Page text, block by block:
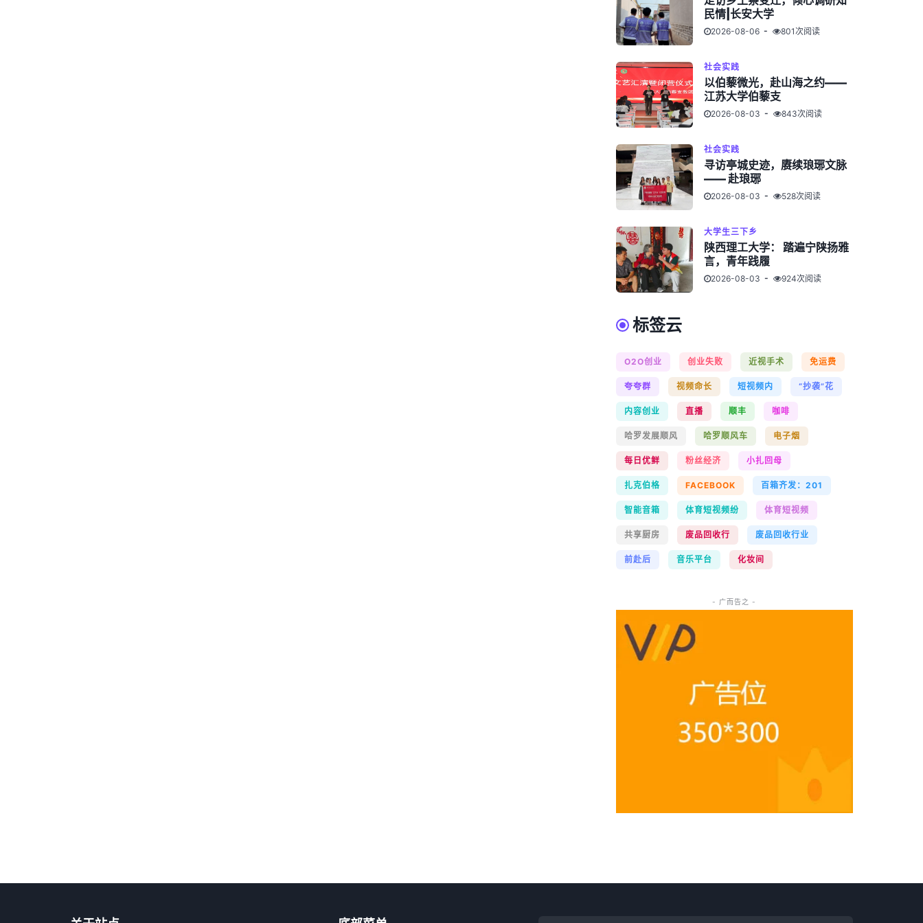
民情|长安大学
2026-08-06 801次阅读
社会实践
以伯藜微光，赴山海之约——
江苏大学伯藜支
2026-08-03 843次阅读
社会实践
寻访亭城史迹，赓续琅琊文脉
—— 赴琅琊
2026-08-03 528次阅读
大学生三下乡
陕西理工大学： 踏遍宁陕扬雅
言，青年践履
2026-08-03 924次阅读
标签云
O2O创业 创业失败 近视手术 免运费
夸夸群 视频命长 短视频内 “抄袭”花
内容创业 直播 顺丰 咖啡
哈罗发展顺风 哈罗顺风车 电子烟
每日优鲜 粉丝经济 小扎回母
扎克伯格 FACEBOOK 百箱齐发：201
智能音箱 体育短视频纷 体育短视频
共享厨房 废品回收行 废品回收行业
前赴后 音乐平台 化妆间
- 广而告之 -